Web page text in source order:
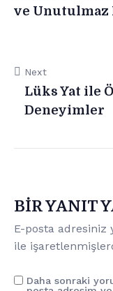
ve Unutulmaz
Next
Lüks Yat ile
Deneyimler
BIR YANIT
E-posta adresiniz
ile
Daha sonraki